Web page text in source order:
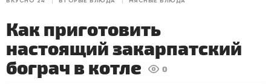
ІДЕЇ АГРО
ІННОВАЦІЇ MEN
ЗБІРНА АКТИВ КОРИСНО
РОЗВАГИ
Как приготовить
настоящий закарпатский
бограч в котле
0